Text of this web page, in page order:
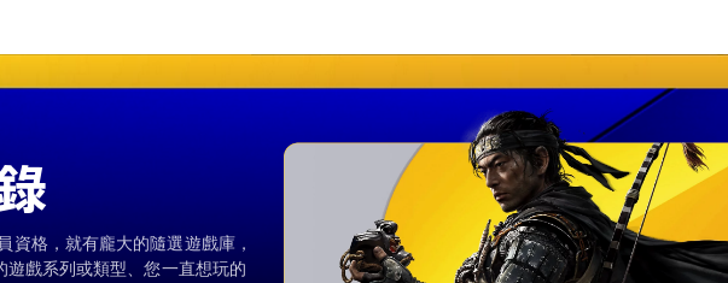
資格，就有龐大的隨選遊戲庫，
戲系列或類型、您一直想玩的